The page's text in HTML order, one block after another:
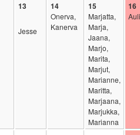
13
Jesse
14
Onerva,
Kanerva
15
Marjatta,
Marja,
Jaana,
Marjo,
Marita,
Marjut,
Marianne,
Maritta,
Marjaana,
Marjukka,
Marianna
16